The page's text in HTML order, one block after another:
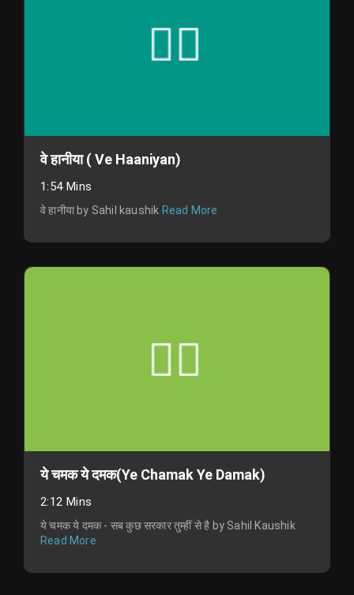
वे हानीया ( Ve Haaniyan)
1:54 Mins
वे हानीया by Sahil kaushik Read More
ये चमक ये दमक(Ye Chamak Ye Damak)
2:12 Mins
ये चमक ये दमक - सब कुछ सरकार तुम्हीं से है by Sahil Kaushik
Read More